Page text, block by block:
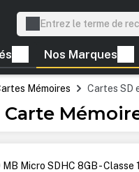
Nos Marques
Mémoires Cartes SD
Carte